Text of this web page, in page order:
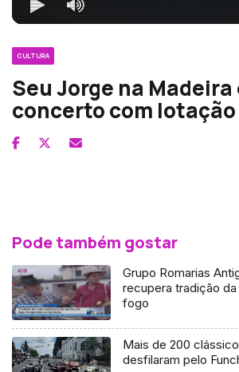
CULTURA
Seu Jorge na Madeira
concerto com
Pode também gostar
Grupo Romarias
recupera tradição
fogo
Mais de 200
desfilaram pelo